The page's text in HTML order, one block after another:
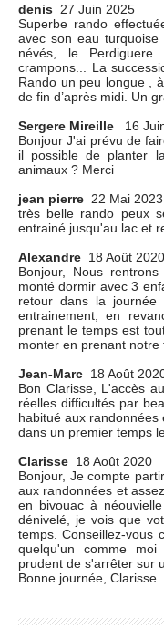
denis 27 Juin 2025
Superbe rando
avec son eau
névés, le Perdiguere
crampons... La
Rando un peu longue ,
de fin d’après midi. Un
Sergere Mireille
16
Bonjour J'ai prévu de
il possible de planter
animaux ? Merci
jean pierre 22 Mai 2023
très belle rando peux
entrainé jusqu'au lac et
Alexandre 18 Août 2020
Bonjour, Nous
monté dormir avec 3
retour dans la journée
entrainement, en
prenant le temps est
monter en prenant notre
Jean-Marc 18 Août
Bon Clarisse, L'accès
réelles difficultés par
habitué aux
dans un premier temps
Clarisse 18 Août 2020
Bonjour, Je compte
aux randonnées et
en bivouac à
dénivelé, je vois que
temps. Conseillez-vous
quelqu'un comme
prudent de s'arrêter sur
Bonne journée, Clarisse